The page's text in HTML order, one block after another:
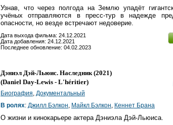
Узнав, что через полгода на Землю упадёт
учёных отправляются в пресс-тур в надежде
опасности, но везде встречают недоверие.
Дата выхода фильма: 24.12.2021
Дата добавления: 24.12.2021
Последнее обновление: 04.02.2023
Дэниэл Дэй-Льюис. Наследник(2021)
(Daniel Day-Lewis - L'héritier)
Биография, Документальный
В ролях: Джилл Бэлкон, Майкл Бэлкон, Кеннет Брана
О жизни и кинокарьере актера Дэниэла Дэй-Льюиса.